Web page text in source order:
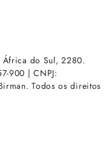
África do Sul, 2280.
900 | CNPJ:
Todos os direitos